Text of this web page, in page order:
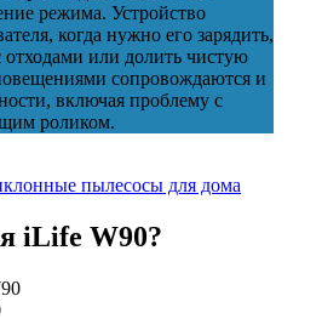
режима. Устройство
когда нужно его зарядить,
отходами или долить чистую
сопровождаются и
включая проблему с
роликом.
пылесосы для дома
iLife W90?